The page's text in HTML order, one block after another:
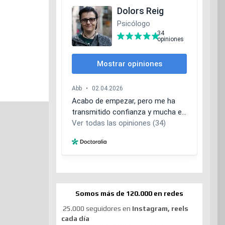
Somos más de 120.000 en redes
25.000 seguidores en Instagram, reels
cada día